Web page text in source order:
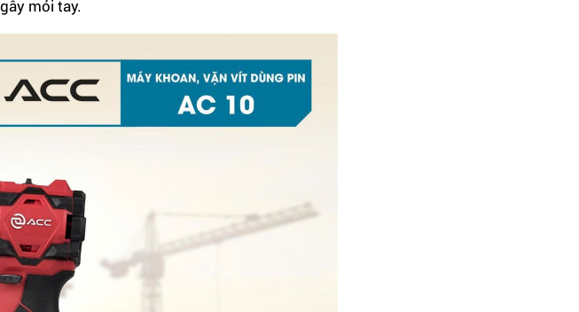
mỏi tay.